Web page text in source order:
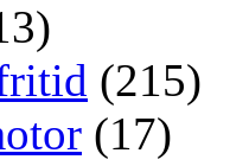
(215)
(17)